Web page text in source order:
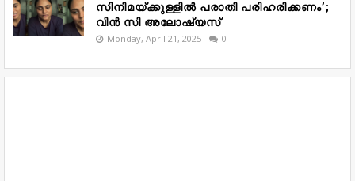
സിനിമയ്ക്കുള്ളിൽ പരാതി പരിഹരിക്കണം’;
വിൻ സി അലോഷ്യസ്
Monday, April 21, 2025 0